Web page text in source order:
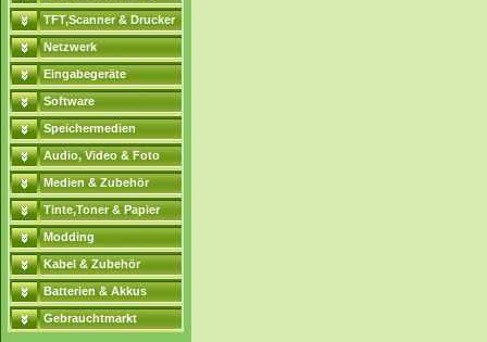
TFT,Scanner & Drucker
Netzwerk
Eingabegeräte
Software
Speichermedien
Audio, Video & Foto
Medien & Zubehör
Tinte,Toner & Papier
Modding
Kabel & Zubehör
Batterien & Akkus
Gebrauchtmarkt